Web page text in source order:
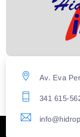
Av. Eva
341 615-